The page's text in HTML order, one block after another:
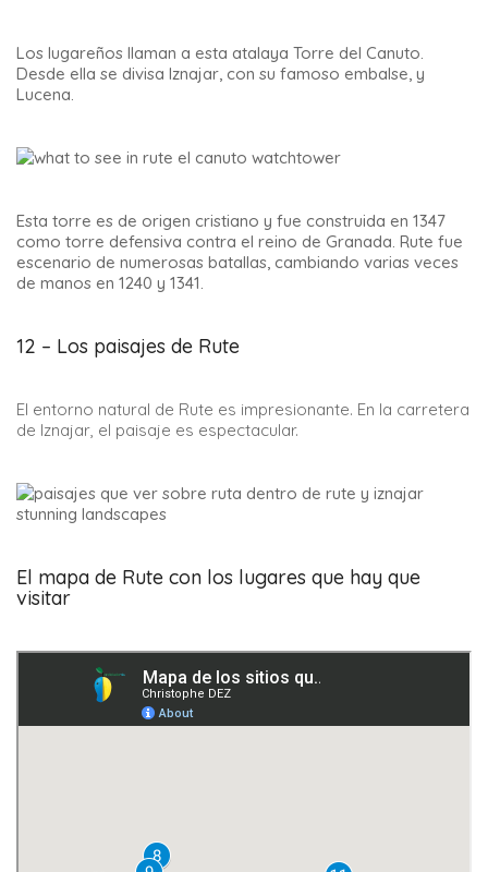
Los lugareños llaman a esta atalaya Torre del Canuto.
Desde ella se divisa Iznajar, con su famoso embalse, y
Lucena.
Esta torre es de origen cristiano y fue construida en 1347
como torre defensiva contra el reino de Granada. Rute fue
escenario de numerosas batallas, cambiando varias veces
de manos en 1240 y 1341.
12 – Los paisajes de Rute
El entorno natural de Rute es impresionante. En la carretera
de Iznajar, el paisaje es espectacular.
El mapa de Rute con los lugares que hay que
visitar